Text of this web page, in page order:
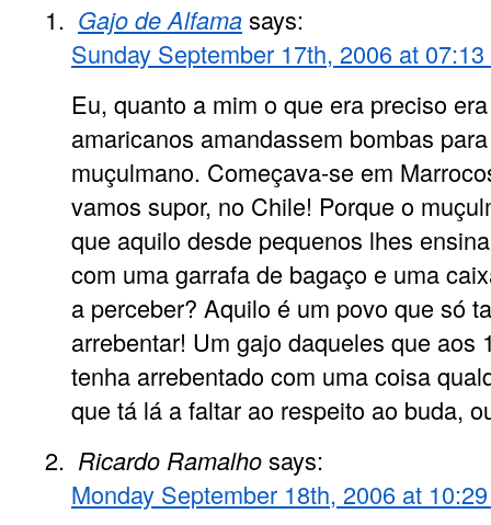
Gajo de Alfamasays:
Sunday September 17th, 2006 at
Eu, quanto a mim o que era preciso
amaricanos amandassem bombas
muçulmano. Começava-se em
vamos supor, no Chile! Porque o
que aquilo desde pequenos lhes
com uma garrafa de bagaço e uma
a perceber? Aquilo é um povo que só
arrebentar! Um gajo daqueles que aos
tenha arrebentado com uma coisa
que tá lá a faltar ao respeito ao buda,
Ricardo Ramalhosays:
Monday September 18th, 2006 at